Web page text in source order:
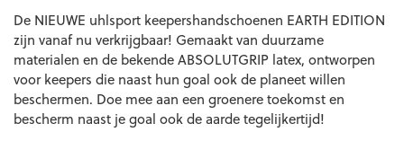
De NIEUWE uhlsport keepershandschoenen EARTH EDITION
zijn vanaf nu verkrijgbaar! Gemaakt van duurzame
materialen en de bekende ABSOLUTGRIP latex, ontworpen
voor keepers die naast hun goal ook de planeet willen
beschermen. Doe mee aan een groenere toekomst en
bescherm naast je goal ook de aarde tegelijkertijd!